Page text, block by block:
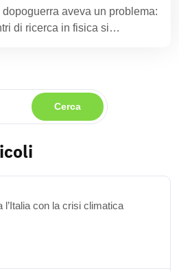
aveva un problema:
di ricerca in fisica si…
Cerca
l’Italia con la crisi climatica